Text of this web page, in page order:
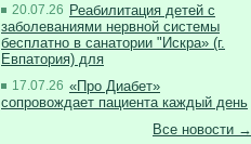
20.07.26 Реабилитация детей с
заболеваниями нервной системы
бесплатно в санатории "Искра» (г.
Евпатория) для
17.07.26 «Про Диабет»
сопровождает пациента каждый день
Все новости →